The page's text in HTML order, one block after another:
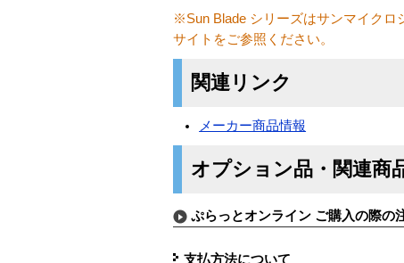
※Sun Blade シリーズはサンマイクロ
サイトをご参照ください。
関連リンク
メーカー商品情報
オプション品・関連商
ぷらっとオンライン ご購入の際の
支払方法について